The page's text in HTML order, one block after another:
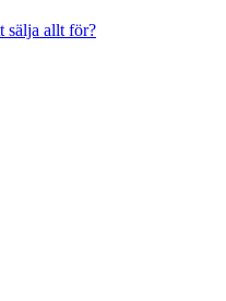
sälja allt för?